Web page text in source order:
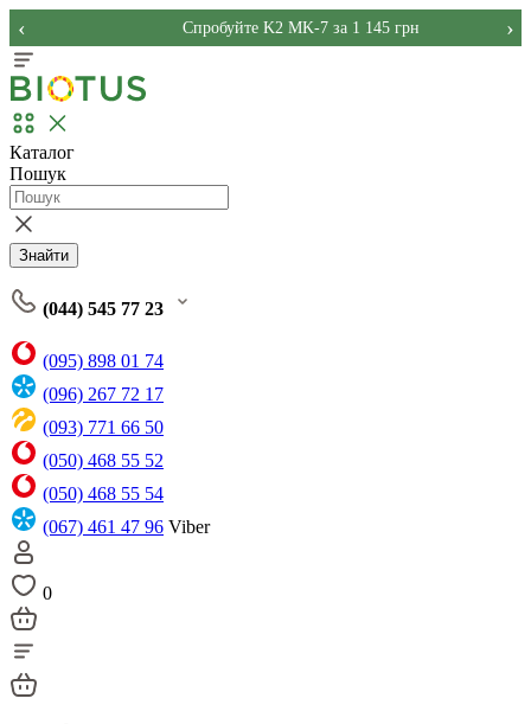
Спробуйте K2 MK-7 за 1 145 грн
‹ ›
Каталог
Пошук
Знайти
(044) 545 77 23
(095) 898 01 74
(096) 267 72 17
(093) 771 66 50
(050) 468 55 52
(050) 468 55 54
(067) 461 47 96 Viber
0